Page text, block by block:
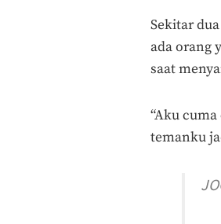
Sekitar
ada orang
saat
“Aku
temanku